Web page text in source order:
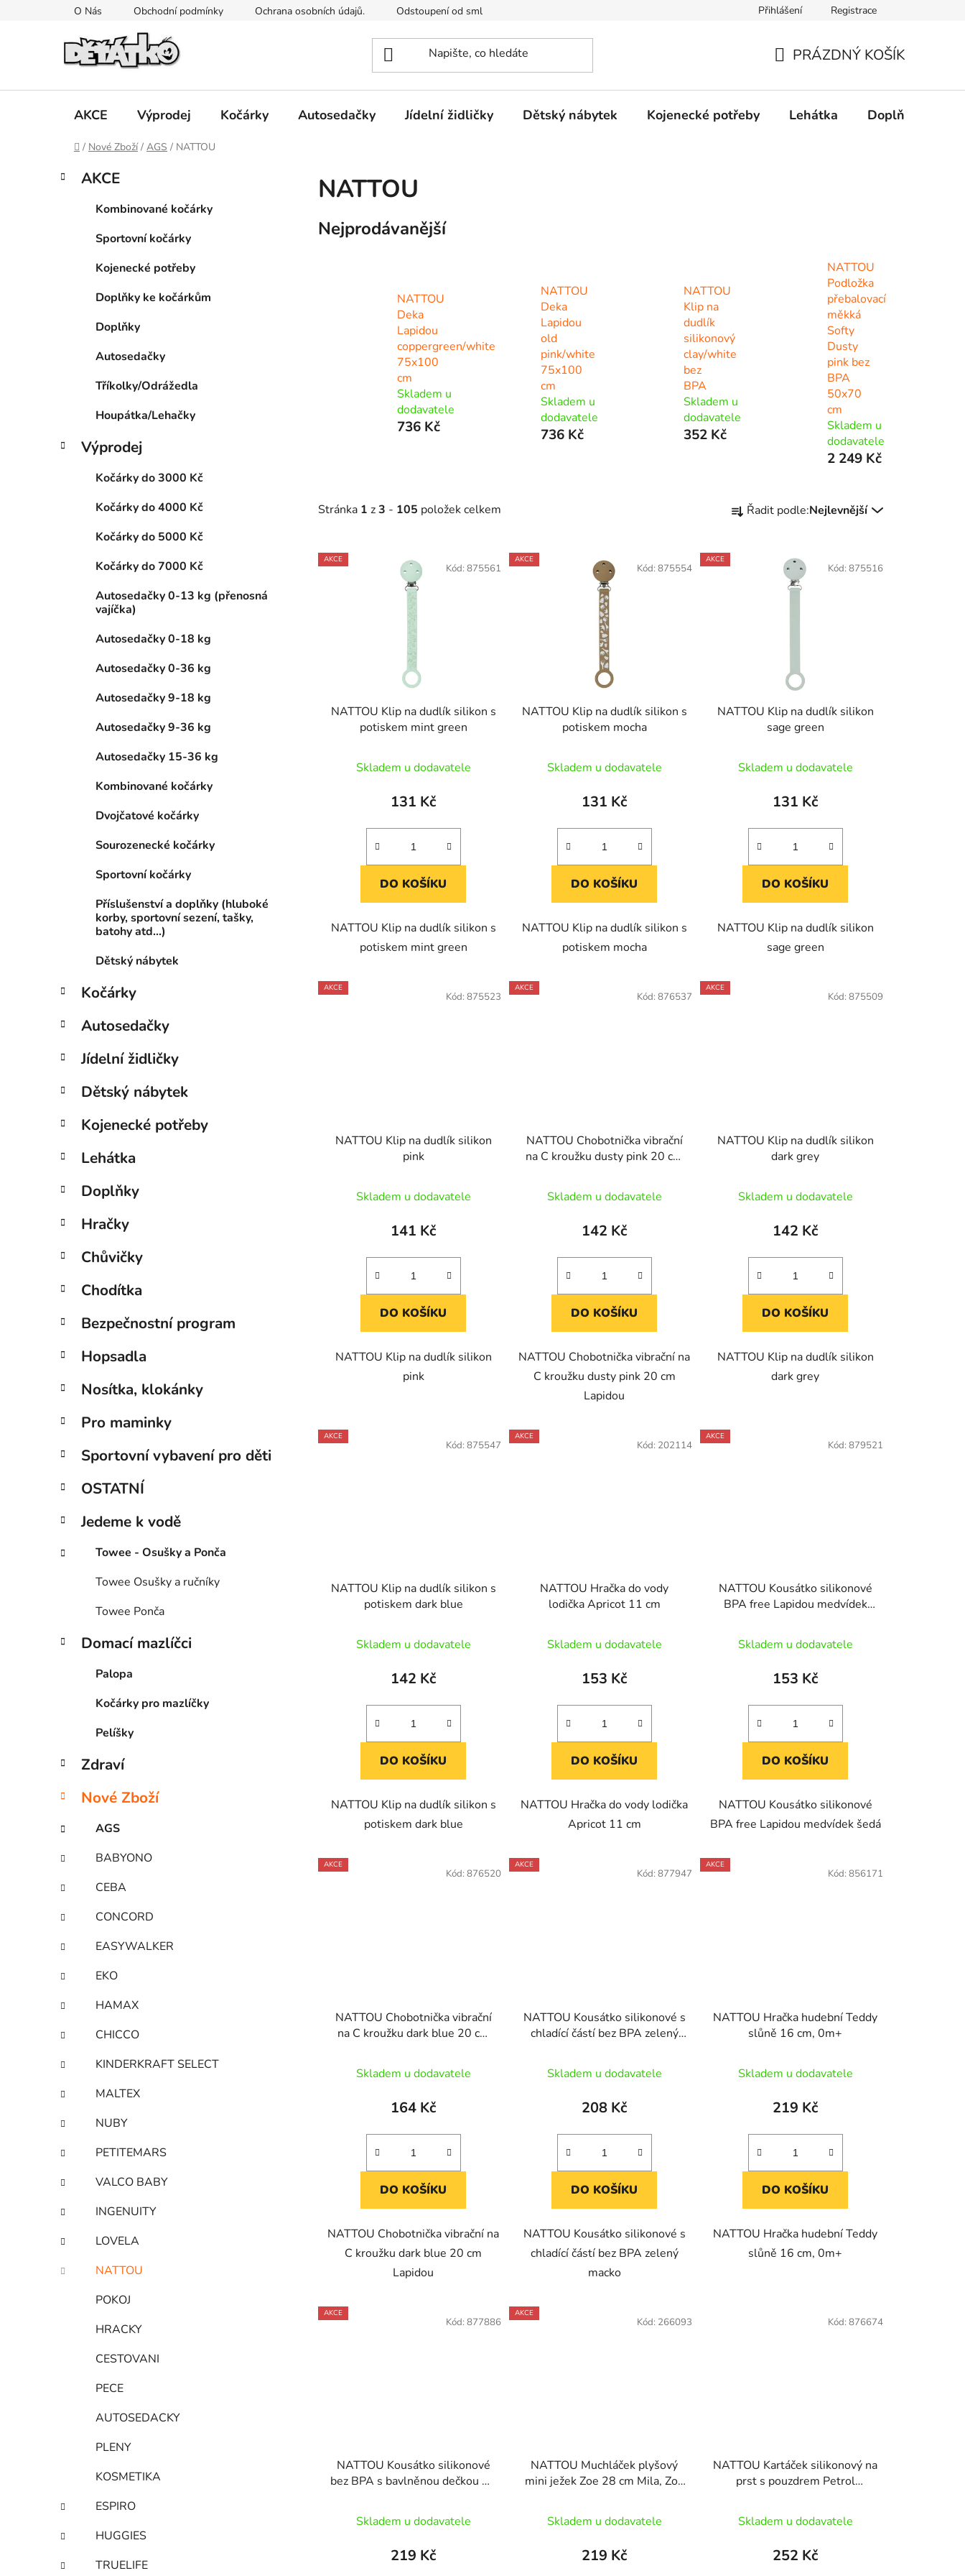
O Nás Obchodní podmínky Ochrana osobních údajů. Odstoupení od smlouvy Mimosoudní řešení spotřebitelských sporů. Prohlášení o použití cookies
Přihlášení Registrace
KOŠÍK
PRÁZDNÝ KOŠÍK
AKCE Výprodej Kočárky Autosedačky Jídelní židličky Dětský nábytek Kojenecké potřeby Lehátka Doplňky
Domů
/ Nové Zboží / AGS / NATTOU
PPřeskočit
kategorie
K
a
AKCE
Kombinované kočárky
Sportovní kočárky
Kojenecké potřeby
Doplňky ke kočárkům
Doplňky
Autosedačky
Tříkolky/Odrážedla
Houpátka/Lehačky
Výprodej
Kočárky do 3000 Kč
Kočárky do 4000 Kč
Kočárky do 5000 Kč
Kočárky do 7000 Kč
Autosedačky 0-13 kg (přenosná
vajíčka)
Autosedačky 0-18 kg
Autosedačky 0-36 kg
Autosedačky 9-18 kg
Autosedačky 9-36 kg
Autosedačky 15-36 kg
Kombinované kočárky
Dvojčatové kočárky
Sourozenecké kočárky
Sportovní kočárky
Příslušenství a doplňky (hluboké
korby, sportovní sezení, tašky,
batohy atd...)
Dětský nábytek
Kočárky
Autosedačky
Jídelní židličky
Dětský nábytek
Kojenecké potřeby
Lehátka
Doplňky
Hračky
Chůvičky
Chodítka
Bezpečnostní program
Hopsadla
Nosítka, klokánky
Pro maminky
Sportovní vybavení pro děti
OSTATNÍ
Jedeme k vodě
Towee - Osušky a Ponča
Towee Osušky a ručníky
Towee Ponča
Domací mazlíčci
Palopa
Kočárky pro mazlíčky
Pelíšky
Zdraví
Nové Zboží
AGS
BABYONO
CEBA
CONCORD
EASYWALKER
EKO
HAMAX
CHICCO
KINDERKRAFT SELECT
MALTEX
NUBY
PETITEMARS
VALCO BABY
INGENUITY
LOVELA
NATTOU
POKOJ
HRACKY
CESTOVANI
PECE
AUTOSEDACKY
PLENY
KOSMETIKA
ESPIRO
HUGGIES
TRUELIFE
NATTOU
Nejprodávanější
NATTOU
Deka
Lapidou
coppergreen/white
75x100
cm
Skladem u
dodavatele
736 Kč
NATTOU
Deka
Lapidou
old
pink/white
75x100
cm
Skladem u
dodavatele
736 Kč
NATTOU
Klip na
dudlík
silikonový
clay/white
bez
BPA
Skladem u
dodavatele
352 Kč
NATTOU
Podložka
přebalovací
měkká
Softy
Dusty
pink bez
BPA
50x70
cm
Skladem u
dodavatele
2 249 Kč
Stránka 1 z3 - 105 položek celkem
a
k
Řadit podle:Nejlevnější
V
ý
AKCE
NATTOU Klip na dudlík silikon s
potiskem mint green
Skladem u dodavatele
131 Kč
DO KOŠÍKU
NATTOU Klip na dudlík silikon s
potiskem mint green
Kód: 875561
AKCE
NATTOU Klip na dudlík silikon s
potiskem mocha
Skladem u dodavatele
131 Kč
DO KOŠÍKU
NATTOU Klip na dudlík silikon s
potiskem mocha
Kód: 875554
AKCE
NATTOU Klip na dudlík silikon
sage green
Skladem u dodavatele
131 Kč
DO KOŠÍKU
NATTOU Klip na dudlík silikon
sage green
Kód: 875516
AKCE
NATTOU Klip na dudlík silikon
pink
Skladem u dodavatele
141 Kč
DO KOŠÍKU
NATTOU Klip na dudlík silikon
pink
Kód: 875523
AKCE
NATTOU Chobotnička vibrační
na C kroužku dusty pink 20 cm
Skladem u dodavatele
142 Kč
DO KOŠÍKU
NATTOU Chobotnička vibrační na
C kroužku dusty pink 20 cm
Lapidou
Kód: 876537
AKCE
NATTOU Klip na dudlík silikon
dark grey
Skladem u dodavatele
142 Kč
DO KOŠÍKU
NATTOU Klip na dudlík silikon
dark grey
Kód: 875509
AKCE
NATTOU Klip na dudlík silikon s
potiskem dark blue
Skladem u dodavatele
142 Kč
DO KOŠÍKU
NATTOU Klip na dudlík silikon s
potiskem dark blue
Kód: 875547
AKCE
NATTOU Hračka do vody
lodička Apricot 11 cm
Skladem u dodavatele
153 Kč
DO KOŠÍKU
NATTOU Hračka do vody lodička
Apricot 11 cm
Kód: 202114
AKCE
NATTOU Kousátko silikonové
BPA free Lapidou medvídek
Skladem u dodavatele
153 Kč
DO KOŠÍKU
NATTOU Kousátko silikonové
BPA free Lapidou medvídek šedá
Kód: 879521
AKCE
NATTOU Chobotnička vibrační
na C kroužku dark blue 20 cm
Skladem u dodavatele
164 Kč
DO KOŠÍKU
NATTOU Chobotnička vibrační na
C kroužku dark blue 20 cm
Lapidou
Kód: 876520
AKCE
NATTOU Kousátko silikonové s
chladící částí bez BPA zelený
Skladem u dodavatele
208 Kč
DO KOŠÍKU
NATTOU Kousátko silikonové s
chladící částí bez BPA zelený
macko
Kód: 877947
AKCE
NATTOU Hračka hudební Teddy
slůně 16 cm, 0m+
Skladem u dodavatele
219 Kč
DO KOŠÍKU
NATTOU Hračka hudební Teddy
slůně 16 cm, 0m+
Kód: 856171
AKCE
NATTOU Kousátko silikonové
bez BPA s bavlněnou dečkou 28
Skladem u dodavatele
219 Kč
Kód: 877886
AKCE
NATTOU Muchláček plyšový
mini ježek Zoe 28 cm Mila, Zoe
Skladem u dodavatele
219 Kč
Kód: 266093
NATTOU Kartáček silikonový na
prst s pouzdrem Petrol
Skladem u dodavatele
252 Kč
Kód: 876674